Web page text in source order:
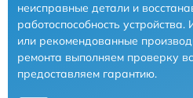
неисправные детали и
работоспособность
или рекомендованные
ремонта выполняем проверку
предоставляем гарантию.